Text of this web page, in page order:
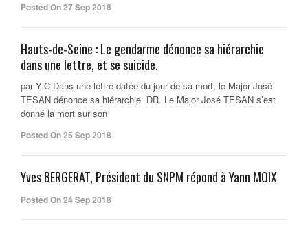
Posted On 27 Sep 2018
Hauts-de-Seine : Le gendarme dénonce sa hiérarchie
dans une lettre, et se suicide.
par Y.C Dans une lettre datée du jour de sa mort, le Major José
TESAN dénonce sa hiérarchie. DR. Le Major José TESAN s’est
donné la mort sur son
Posted On 25 Sep 2018
Yves BERGERAT, Président du SNPM répond à Yann MOIX
Posted On 24 Sep 2018